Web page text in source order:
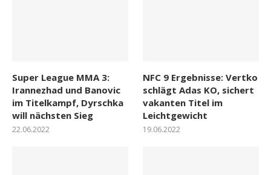
Super League MMA 3:
Irannezhad und Banovic
im Titelkampf, Dyrschka
will nächsten Sieg
22.06.2022
NFC 9 Ergebnisse: Vertko
schlägt Adas KO, sichert
vakanten Titel im
Leichtgewicht
19.06.2022